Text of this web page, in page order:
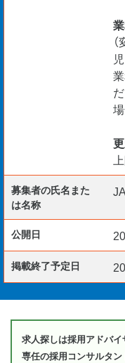
募集者の氏名また
は名称
公開日
掲載終了予定日
求人探しは採用アドバイ
専任の採用コンサルタ